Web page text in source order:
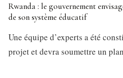
Rwanda : le gouvernement
de son système éducatif
Une équipe d’experts a été
projet et devra soumettre un